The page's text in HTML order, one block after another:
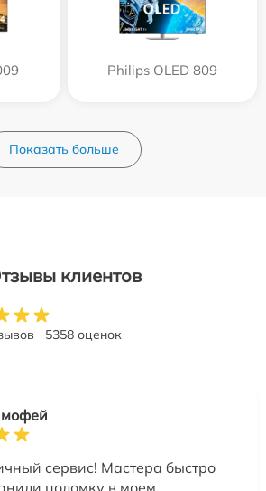
Philips OLED 809
Показать больше
клиентов
5358 оценок
сервис! Мастера быстро